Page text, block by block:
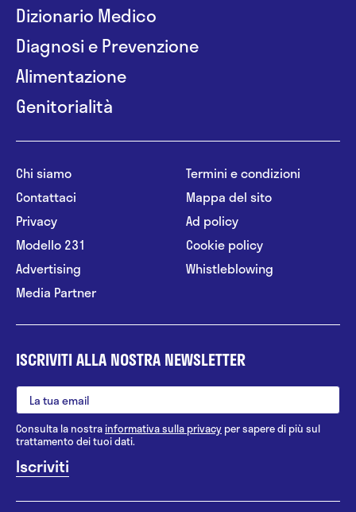
Dizionario Medico
Diagnosi e Prevenzione
Alimentazione
Genitorialità
Chi siamo
Contattaci
Privacy
Modello 231
Advertising
Media Partner
Termini e condizioni
Mappa del sito
Ad policy
Cookie policy
Whistleblowing
ISCRIVITI ALLA NOSTRA NEWSLETTER
Consulta la nostrainformativa sulla privacy per sapere di più sul
trattamento dei tuoi dati.